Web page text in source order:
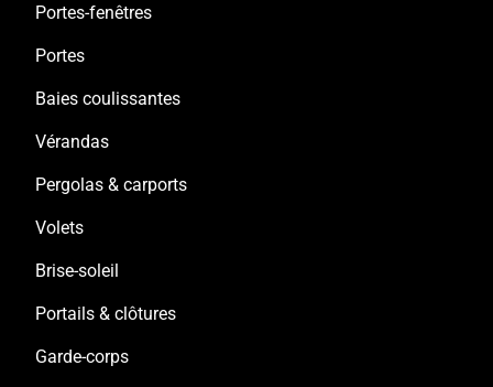
Portes-fenêtres
Portes
Baies coulissantes
Vérandas
Pergolas & carports
Volets
Brise-soleil
Portails & clôtures
Garde-corps